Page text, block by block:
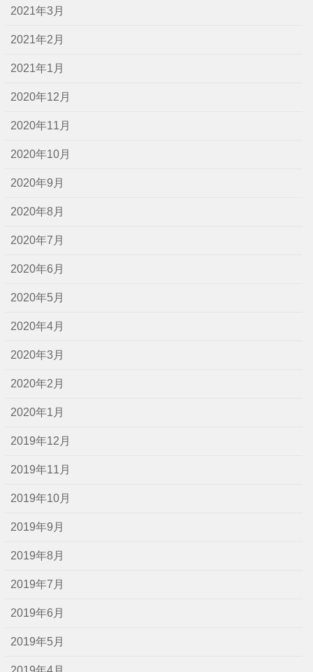
2021年3月
2021年2月
2021年1月
2020年12月
2020年11月
2020年10月
2020年9月
2020年8月
2020年7月
2020年6月
2020年5月
2020年4月
2020年3月
2020年2月
2020年1月
2019年12月
2019年11月
2019年10月
2019年9月
2019年8月
2019年7月
2019年6月
2019年5月